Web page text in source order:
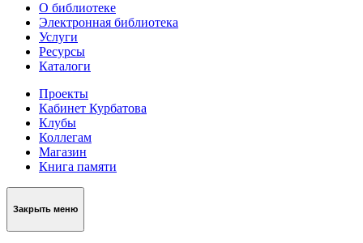
О библиотеке
Электронная библиотека
Услуги
Ресурсы
Каталоги
Проекты
Кабинет Курбатова
Клубы
Коллегам
Магазин
Книга памяти
Закрыть меню